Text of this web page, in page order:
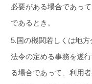
必要がある場合であっ
であるとき。
5.国の機関若しくは地
法令の定める事務を遂
る場合であって、利用